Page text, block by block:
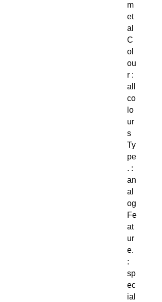
m
et
al
C
ol
ou
r :
all
co
lo
ur
s
Ty
pe
. :
an
al
og
Fe
at
ur
e.
:
sp
ec
ial